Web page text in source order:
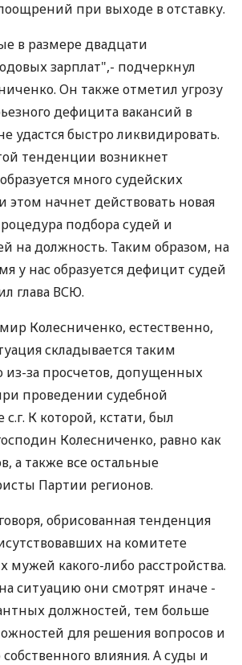
при выходе в отставку.
в размере двадцати
зарплат",- подчеркнул
Он также отметил угрозу
дефицита вакансий в
удастся быстро ликвидировать.
тенденции возникнет
много судейских
этом начнет действовать новая
подбора судей и
на должность. Таким образом, на
у нас образуется дефицит судей
глава ВСЮ.
Колесниченко, естественно,
складывается таким
из-за просчетов, допущенных
проведении судебной
К которой, кстати, был
Колесниченко, равно как
а также все остальные
Партии регионов.
обрисованная тенденция
на комитете
мужей какого-либо расстройства.
ситуацию они смотрят иначе -
должностей, тем больше
для решения вопросов и
собственного влияния. А суды и